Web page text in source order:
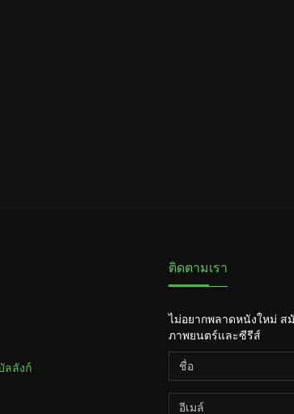
ลลังก์
ติดตามเรา
ไม่อยากพลาดหนังใหม่ ส
ภาพยนตร์และซีรีส์